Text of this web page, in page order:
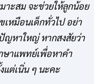
าะสม จะช่วยให้ลูกน้อย
เหมือนเด็กทั่วไป อย่า
ญหาใหญ่ หากสงสัยว่า
ษาแพทย์เพื่อหาคำ
แต่เนิ่น ๆ นะคะ